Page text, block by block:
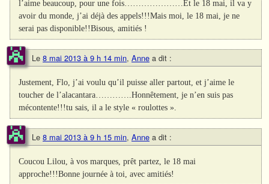
l’aime beaucoup, pour une fois…………………Et le 18 mai, il va y
avoir du monde, j’ai déjà des appels!!!Mais moi, le 18 mai, je ne
serai pas disponible!!Bisous, amitiés !
Le 8 mai 2013 à 9 h 14 min, Anne a dit :
Justement, Flo, j’ai voulu qu’il puisse aller partout, et j’aime le
toucher de l’alacantara………….Honnêtement, je n’en suis pas
mécontente!!!tu sais, il a le style « roulottes ».
Le 8 mai 2013 à 9 h 15 min, Anne a dit :
Coucou Lilou, à vos marques, prêt partez, le 18 mai
approche!!!Bonne journée à toi, avec amitiés!